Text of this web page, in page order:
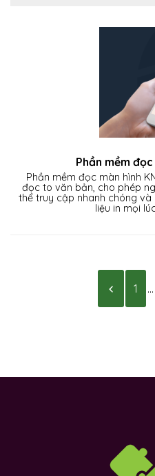
Phần mềm
Phần mềm đọc màn hình
đọc to văn bản, cho phép
thể truy cập nhanh chóng
liệu in mọi
1 ...